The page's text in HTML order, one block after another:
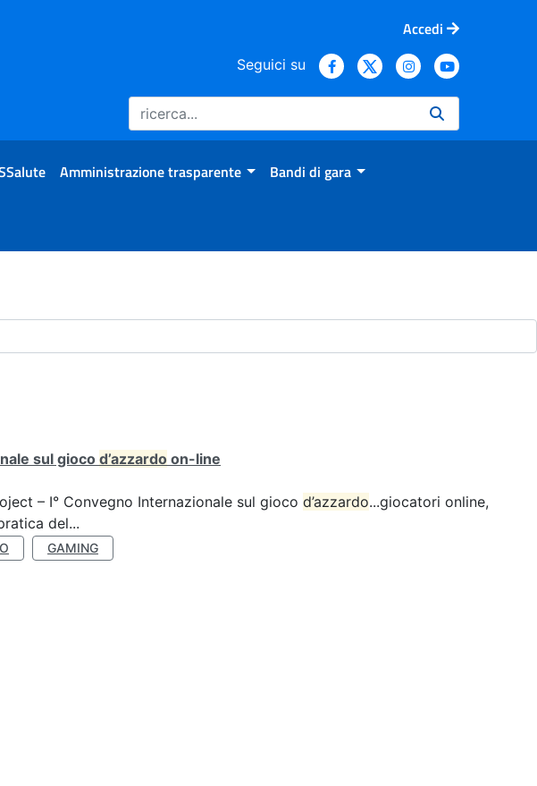
Accedi
Seguici su
Amministrazione trasparente Bandi di gara
sul giocod’azzardo on-line
– I° Convegno Internazionale sul gioco d’azzardo...giocatori online,
del...
GAMING